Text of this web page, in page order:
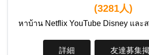
(3281人)
หาบ้าน Netflix YouTube Disney แล
詳細 友達募集